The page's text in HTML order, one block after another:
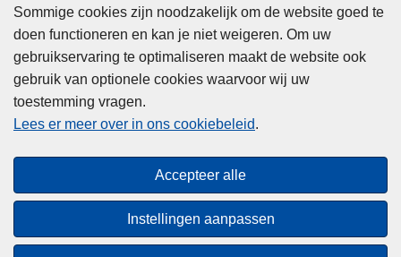
Sommige cookies zijn noodzakelijk om de website goed te
doen functioneren en kan je niet weigeren. Om uw
gebruikservaring te optimaliseren maakt de website ook
gebruik van optionele cookies waarvoor wij uw
toestemming vragen.
Lees er meer over in ons cookiebeleid.
Accepteer alle
Instellingen aanpassen
Privacy
Cookies
Toegankelijkheid
© 2026 Politie.be